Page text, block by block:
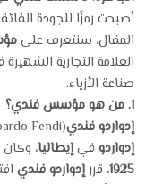
أصبحت رمزًا للجودة
المقال، سنتعرف على
العلامة التجارية
صناعة الأزياء.
1. من هو مؤسس فندي؟
إدواردو فندي(Edoardo Fendi) هو مؤسس
إدواردو فيإيطاليا،
1925، قررإدواردو فندي